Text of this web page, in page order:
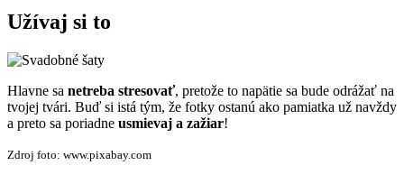
Užívaj si to
Hlavne sa netreba stresovať, pretože to napätie sa bude odrážať na
tvojej tvári. Buď si istá tým, že fotky ostanú ako pamiatka už navždy
a preto sa poriadne usmievaj a zažiar!
Zdroj foto: www.pixabay.com